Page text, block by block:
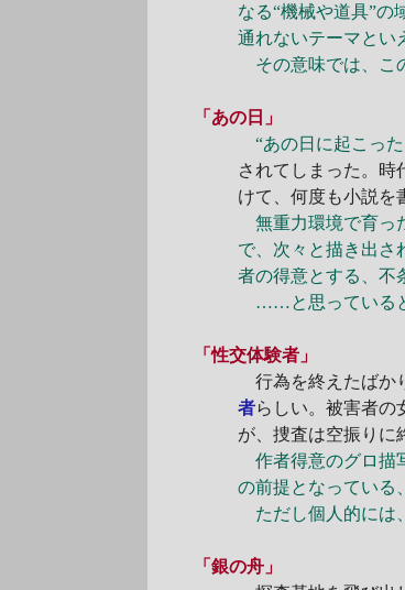
なる“機械や道具”の
通れないテーマとい
その意味では、こ
「あの日」
“あの日に起こっ
されてしまった。時
けて、何度も小説
無重力環境で育っ
で、次々と描き出さ
者の得意とする、不
……と思っていると
「性交体験者」
行為を終えたばか
者らしい。被害者の
が、捜査は空振り
作者得意のグロ描
の前提となっている
ただし個人的には
「銀の舟」